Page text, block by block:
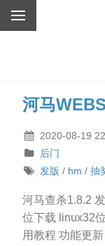
河马
2020-08-19
后门
发版 / hm /抽
河马查杀1.8.2
位下载 linux32
用教程 功能更